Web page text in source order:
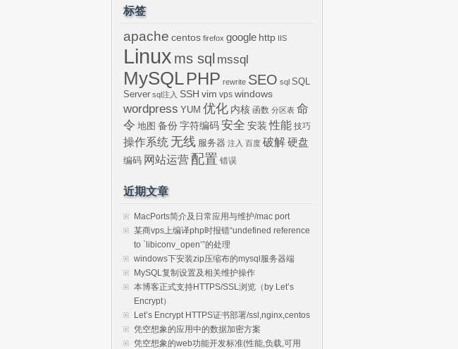
标签
apache centos firefox google http IIS
Linux ms sql mssql
MySQLPHP rewrite SEO sql SQL
Server sql注入 SSH vim vps windows
wordpress YUM 优化 内核 函数 分区表 命
令 地图 备份 字符编码 安全 安装 性能 技巧
操作系统 无线 服务器 注入 百度 破解硬盘
编码 网站运营 配置 错误
近期文章
MacPorts简介及日常应用与维护/mac port
某商vps上编译php时报错“undefined reference
to `libiconv_open’”的处理
windows下安装zip压缩布的mysql服务器端
MySQL复制设置及相关维护操作
本博客正式支持HTTPS/SSL浏览（by Let’s
Encrypt）
Let’s Encrypt HTTPS证书部署/ssl,nginx,centos
凭空想象的应用中的数据加密方案
凭空想象的web功能开发标准(性能,负载,可用